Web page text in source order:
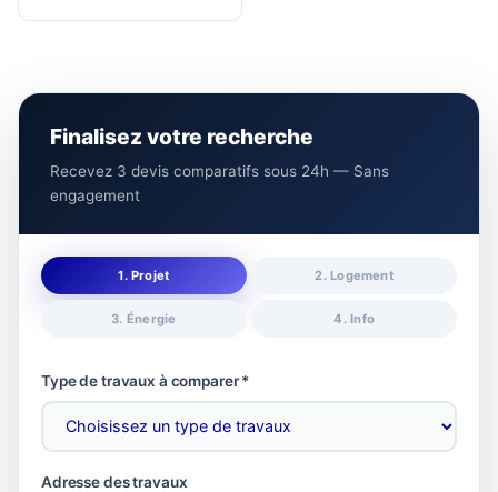
Finalisez votre recherche
Recevez 3 devis comparatifs sous 24h — Sans
engagement
1. Projet 2. Logement
3. Énergie 4. Info
Type de travaux à comparer *
Adresse des travaux